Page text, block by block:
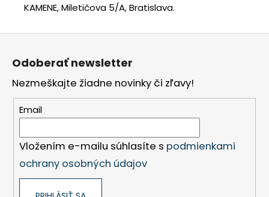
KAMENE, Miletičova 5/A, Bratislava.
Z
Odoberať newsletter
Nezmeškajte žiadne novinky či zľavy!
Email
Vložením e-mailu súhlasíte s podmienkami
ochrany osobných údajov